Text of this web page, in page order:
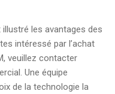
les avantages des
intéressé par l’achat
veuillez contacter
Une équipe
de la technologie la